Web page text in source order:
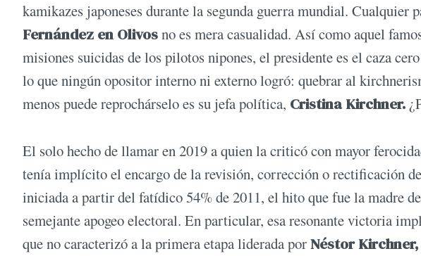
kamikazes japoneses durante la segunda guerra mundial. Cualquier
Fernández en Olivosno es mera casualidad. Así como aquel
misiones suicidas de los pilotos nipones, el presidente es el caza
lo que ningún opositor interno ni externo logró: quebrar al
menos puede reprochárselo es su jefa política, Cristina Kirchner.
El solo hecho de llamar en 2019 a quien la criticó con mayor
tenía implícito el encargo de la revisión, corrección o rectificación
iniciada a partir del fatídico 54% de 2011, el hito que fue la madre
semejante apogeo electoral. En particular, esa resonante victoria
que no caracterizó a la primera etapa liderada porNéstor Kirchner,